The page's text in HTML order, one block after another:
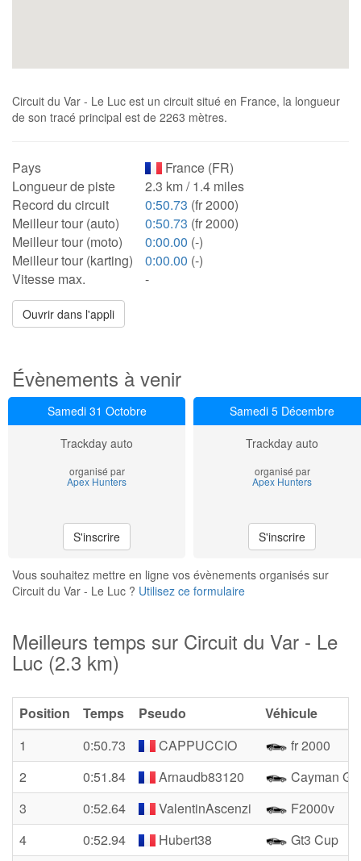
Circuit du Var - Le Luc est un circuit situé en France, la longueur
de son tracé principal est de 2263 mètres.
Pays
France (FR)
Longueur de piste
2.3 km / 1.4 miles
Record du circuit
0:50.73 (fr 2000)
Meilleur tour (auto)
0:50.73 (fr 2000)
Meilleur tour (moto)
0:00.00 (-)
Meilleur tour (karting)
0:00.00 (-)
Vitesse max.
-
Ouvrir dans l'appli
Évènements à venir
Samedi 31 Octobre
Trackday auto
organisé par
Apex Hunters
S'inscrire
Samedi 5 Décembre
Trackday auto
organisé par
Apex Hunters
S'inscrire
Vous souhaitez mettre en ligne vos évènements organisés sur
Circuit du Var - Le Luc ? Utilisez ce formulaire
Meilleurs temps sur Circuit du Var - Le
Luc (2.3 km)
Position Temps Pseudo
Véhicule
1
0:50.73 CAPPUCCIO
fr 2000
2
0:51.84 Arnaudb83120
Cayman
3
0:52.64 ValentinAscenzi
F2000v
4
0:52.94 Hubert38
Gt3 Cup